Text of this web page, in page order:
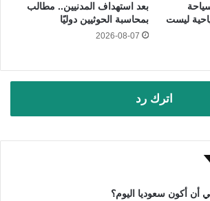
ليست
بعد استهداف المدنيين.. مطالب
بمحاسبة الحوثيين دوليًا
2026-08-07
اترك رد
أن أكون سعوديا اليوم؟